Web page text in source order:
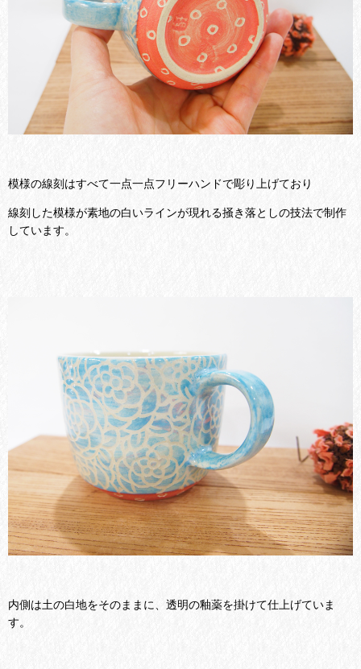
模様の線刻はすべて一点一点フリーハンドで彫り上げており
線刻した模様が素地の白いラインが現れる掻き落としの技法で制作
しています。
内側は土の白地をそのままに、透明の釉薬を掛けて仕上げていま
す。